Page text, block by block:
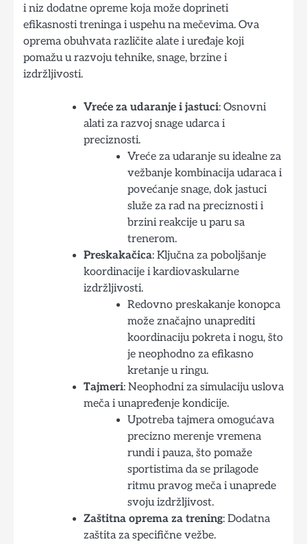
i niz dodatne opreme koja može doprineti
efikasnosti treninga i uspehu na mečevima. Ova
oprema obuhvata različite alate i uređaje koji
pomažu u razvoju tehnike, snage, brzine i
izdržljivosti.
Vreće za udaranje i jastuci: Osnovni
alati za razvoj snage udarca i
preciznosti.
Vreće za udaranje su idealne za
vežbanje kombinacija udaraca i
povećanje snage, dok jastuci
služe za rad na preciznosti i
brzini reakcije u paru sa
trenerom.
Preskakačica: Ključna za poboljšanje
koordinacije i kardiovaskularne
izdržljivosti.
Redovno preskakanje konopca
može značajno unaprediti
koordinaciju pokreta i nogu, što
je neophodno za efikasno
kretanje u ringu.
Tajmeri: Neophodni za simulaciju uslova
meča i unapređenje kondicije.
Upotreba tajmera omogućava
precizno merenje vremena
rundi i pauza, što pomaže
sportistima da se prilagode
ritmu pravog meča i unaprede
svoju izdržljivost.
Zaštitna oprema za trening: Dodatna
zaštita za specifične vežbe.